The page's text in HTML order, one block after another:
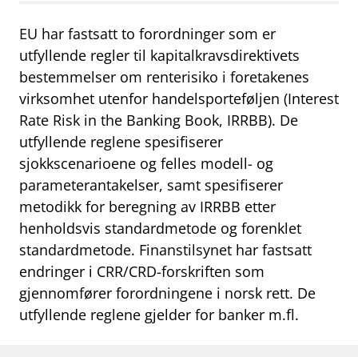
work_outline Jobb hos oss
dashboardInformasjon for investorer
notifications_noneAbonner på nyhetsvarsel
EU har fastsatt to forordninger som er
utfyllende regler til kapitalkravsdirektivets
bestemmelser om renterisiko i foretakenes
virksomhet utenfor handelsporteføljen (Interest
Rate Risk in the Banking Book, IRRBB). De
utfyllende reglene spesifiserer
sjokkscenarioene og felles modell- og
parameterantakelser, samt spesifiserer
metodikk for beregning av IRRBB etter
henholdsvis standardmetode og forenklet
standardmetode. Finanstilsynet har fastsatt
endringer i CRR/CRD-forskriften som
gjennomfører forordningene i norsk rett. De
utfyllende reglene gjelder for banker m.fl.